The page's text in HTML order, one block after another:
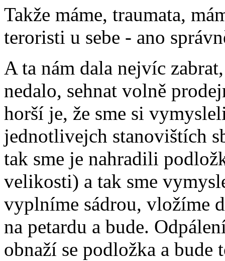
Takže máme, traumata,
teroristi u sebe - ano
A ta nám dala nejvíc
nedalo, sehnat volně
horší je, že sme si
jednotlivejch stanovištích
tak sme je nahradili
velikosti) a tak sme
vyplníme sádrou, vložíme
na petardu a bude.
obnaží se podložka a bude